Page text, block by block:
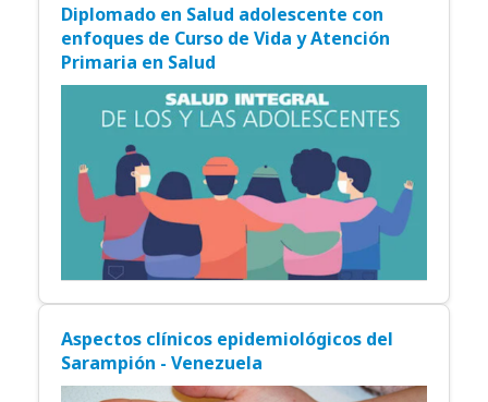
Diplomado en Salud adolescente con
enfoques de Curso de Vida y Atención
Primaria en Salud
Aspectos clínicos epidemiológicos del
Sarampión - Venezuela